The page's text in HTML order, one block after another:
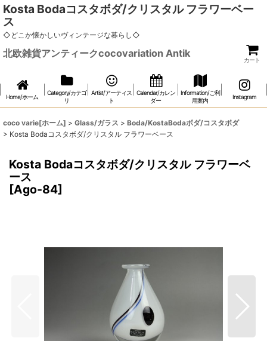
Kosta Bodaコスタボダ/クリスタル フラワーベー
ス
◇どこか懐かしいヴィンテージな暮らし◇
北欧雑貨アンティークcocovariation Antik
カート
Home/ホーム
Category/カテゴ
リ
Artist/アーティス
ト
Calendar/カレン
ダー
Information/ご利
用案内
Instagram
coco varie[ホーム] > Glass/ガラス > Boda/KostaBodaボダ/コスタボダ
> Kosta Bodaコスタボダ/クリスタル フラワーベース
Kosta Bodaコスタボダ/クリスタル フラワーベ
ース
[Ago-84]